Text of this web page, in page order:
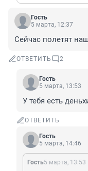
Гость
5 марта, 12:37
Сейчас полетят
ОТВЕТИТЬ 2
Гость
5 марта, 13:53
У тебя есть
ОТВЕТИТЬ
Гость
5 марта, 14:46
Гость5 марта, 13:53